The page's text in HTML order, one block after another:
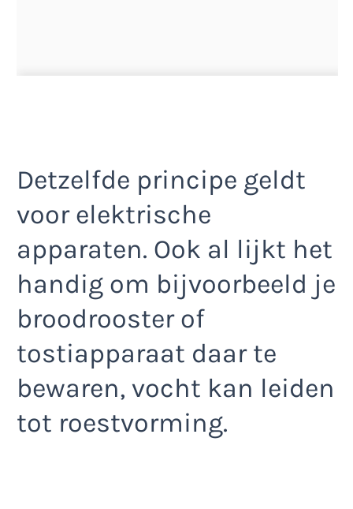
Detzelfde principe geldt
voor elektrische
apparaten. Ook al lijkt het
handig om bijvoorbeeld je
broodrooster of
tostiapparaat daar te
bewaren, vocht kan leiden
tot roestvorming.